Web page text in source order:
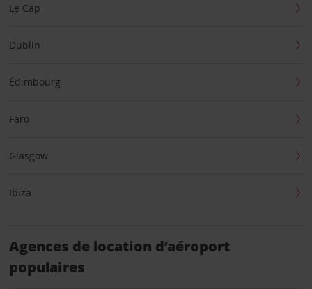
Le Cap
Dublin
Édimbourg
Faro
Glasgow
Ibiza
Agences de location d’aéroport
populaires